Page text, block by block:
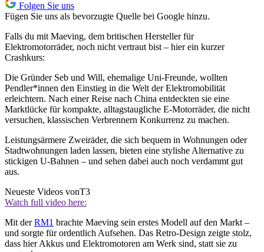
Folgen Sie uns
Fügen Sie uns als bevorzugte Quelle bei Google hinzu.
Falls du mit Maeving, dem britischen Hersteller für
Elektromotorräder, noch nicht vertraut bist – hier ein kurzer
Crashkurs:
Die Gründer Seb und Will, ehemalige Uni-Freunde, wollten
Pendler*innen den Einstieg in die Welt der Elektromobilität
erleichtern. Nach einer Reise nach China entdeckten sie eine
Marktlücke für kompakte, alltagstaugliche E-Motorräder, die nicht
versuchen, klassischen Verbrennern Konkurrenz zu machen.
Leistungsärmere Zweiräder, die sich bequem in Wohnungen oder
Stadtwohnungen laden lassen, bieten eine stylishe Alternative zu
stickigen U-Bahnen – und sehen dabei auch noch verdammt gut
aus.
Neueste Videos vonT3
Watch full video here:
Mit derRM1 brachte Maeving sein erstes Modell auf den Markt –
und sorgte für ordentlich Aufsehen. Das Retro-Design zeigte stolz,
dass hier Akkus und Elektromotoren am Werk sind, statt sie zu